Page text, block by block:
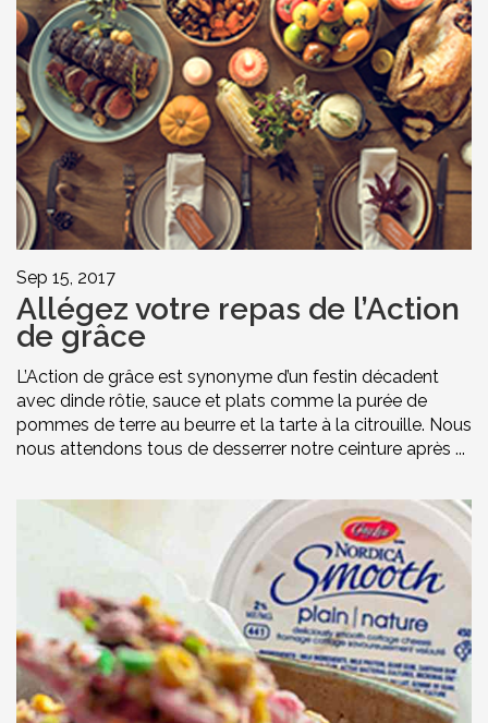
Sep 15, 2017
Allégez votre repas de l’Action
de grâce
L’Action de grâce est synonyme d’un festin décadent
avec dinde rôtie, sauce et plats comme la purée de
pommes de terre au beurre et la tarte à la citrouille. Nous
nous attendons tous de desserrer notre ceinture après ...